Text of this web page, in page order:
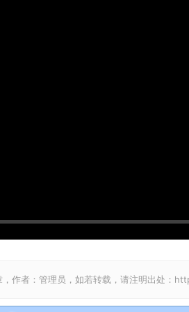
，作者：管理员，如若转载，请注明出处